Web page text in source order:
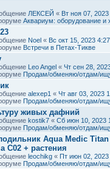
ЛЕКСЕЙ « Вт ноя 07,
Аквариум: оборудование и
Noel « Вс окт 15, 2023
Встречи в Петах-Тикве
Leo Angel « Чт сен 28,
Продам/обменяю/отдам/
alexep1 « Чт авг 03, 2023
Продам/обменяю/отдам/
живых дафний
kostik7 « Сб июн 10, 2023
Продам/обменяю/отдам/
Aqua Medic Titan
С02 + растения
leochikg « Пт июн 02, 2023
Продам/обменяю/отдам/